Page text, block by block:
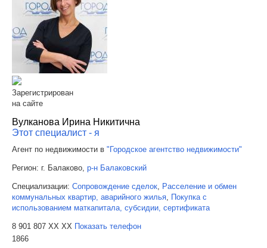
Зарегистрирован
на сайте
Вулканова Ирина Никитична
Этот специалист - я
Агент по недвижимости в "Городское агентство недвижимости"
Регион: г. Балаково, р-н Балаковский
Специализации: Сопровождение сделок, Расселение и обмен
коммунальных квартир, аварийного жилья, Покупка с
использованием маткапитала, субсидии, сертификата
8 901 807 XX XX Показать телефон
1866